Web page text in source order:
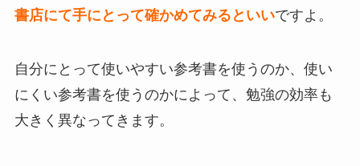
書店にて手にとって確かめてみるといいですよ。
自分にとって使いやすい参考書を使うのか、使い
にくい参考書を使うのかによって、勉強の効率も
大きく異なってきます。